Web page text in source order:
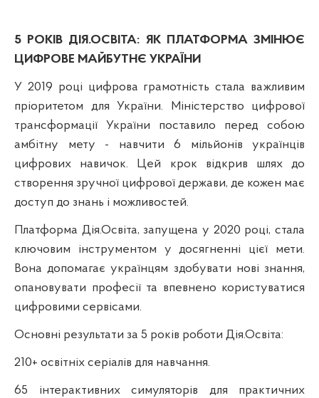
5 РОКІВ ДІЯ.ОСВІТА: ЯК ПЛАТФОРМА ЗМІНЮЄ
ЦИФРОВЕ МАЙБУТНЄ УКРАЇНИ
У 2019 році цифрова грамотність стала важливим
пріоритетом для України. Міністерство цифрової
трансформації України поставило перед собою
амбітну мету - навчити 6 мільйонів українців
цифрових навичок. Цей крок відкрив шлях до
створення зручної цифрової держави, де кожен має
доступ до знань і можливостей.
Платформа Дія.Освіта, запущена у 2020 році, стала
ключовим інструментом у досягненні цієї мети.
Вона допомагає українцям здобувати нові знання,
опановувати професії та впевнено користуватися
цифровими сервісами.
Основні результати за 5 років роботи Дія.Освіта:
210+ освітніх серіалів для навчання.
65 інтерактивних симуляторів для практичних